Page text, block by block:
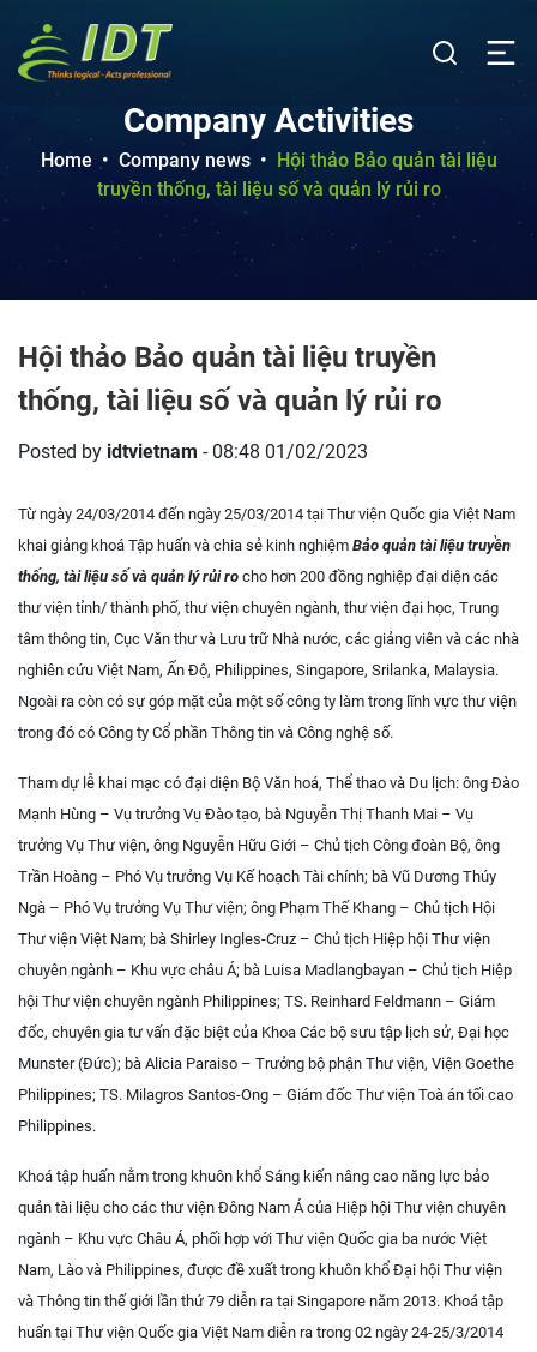
Company Activities
Home • Company news • Hội thảo Bảo quản tài liệu
truyền thống, tài liệu số và quản lý rủi ro
Hội thảo Bảo quản tài liệu truyền
thống, tài liệu số và quản lý rủi ro
Posted by idtvietnam - 08:48 01/02/2023
Từ ngày 24/03/2014 đến ngày 25/03/2014 tại Thư viện Quốc gia Việt Nam
khai giảng khoá Tập huấn và chia sẻ kinh nghiệm Bảo quản tài liệu truyền
thống, tài liệu số và quản lý rủi ro cho hơn 200 đồng nghiệp đại diện các
thư viện tỉnh/ thành phố, thư viện chuyên ngành, thư viện đại học, Trung
tâm thông tin, Cục Văn thư và Lưu trữ Nhà nước, các giảng viên và các nhà
nghiên cứu Việt Nam, Ấn Độ, Philippines, Singapore, Srilanka, Malaysia.
Ngoài ra còn có sự góp mặt của một số công ty làm trong lĩnh vực thư viện
trong đó có Công ty Cổ phần Thông tin và Công nghệ số.
Tham dự lễ khai mạc có đại diện Bộ Văn hoá, Thể thao và Du lịch: ông Đào
Mạnh Hùng – Vụ trưởng Vụ Đào tạo, bà Nguyễn Thị Thanh Mai – Vụ
trưởng Vụ Thư viện, ông Nguyễn Hữu Giới – Chủ tịch Công đoàn Bộ, ông
Trần Hoàng – Phó Vụ trưởng Vụ Kế hoạch Tài chính; bà Vũ Dương Thúy
Ngà – Phó Vụ trưởng Vụ Thư viện; ông Phạm Thế Khang – Chủ tịch Hội
Thư viện Việt Nam; bà Shirley Ingles-Cruz – Chủ tịch Hiệp hội Thư viện
chuyên ngành – Khu vực châu Á; bà Luisa Madlangbayan – Chủ tịch Hiệp
hội Thư viện chuyên ngành Philippines; TS. Reinhard Feldmann – Giám
đốc, chuyên gia tư vấn đặc biệt của Khoa Các bộ sưu tập lịch sử, Đại học
Munster (Đức); bà Alicia Paraiso – Trưởng bộ phận Thư viện, Viện Goethe
Philippines; TS. Milagros Santos-Ong – Giám đốc Thư viện Toà án tối cao
Philippines.
Khoá tập huấn nằm trong khuôn khổ Sáng kiến nâng cao năng lực bảo
quản tài liệu cho các thư viện Đông Nam Á của Hiệp hội Thư viện chuyên
ngành – Khu vực Châu Á, phối hợp với Thư viện Quốc gia ba nước Việt
Nam, Lào và Philippines, được đề xuất trong khuôn khổ Đại hội Thư viện
và Thông tin thế giới lần thứ 79 diễn ra tại Singapore năm 2013. Khoá tập
huấn tại Thư viện Quốc gia Việt Nam diễn ra trong 02 ngày 24-25/3/2014